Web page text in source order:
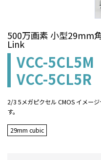
500万画素 小型29mm
Link
VCC-5CL5M
VCC-5CL5R
2/3 5メガピクセル CMOS イメー
す。
29mm cubic